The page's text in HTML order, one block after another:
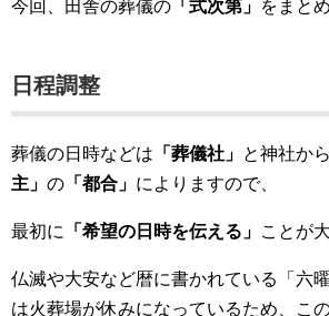
今回、田舎の葬儀の 「式次第」 をまと
日程調整
葬儀の日時などは 「葬儀社」 と神社か
主」 の 「都合」 によりますので、
最初に 「希望の日時を伝える」 ことが
仏滅や大安など暦に書かれている「六
は火葬場が休みになっているため、こ